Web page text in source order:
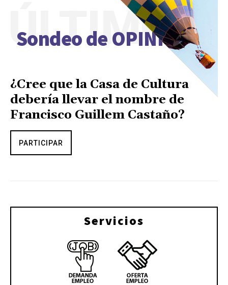
Sondeo de OPINIÓN
ÚLTIMO
¿Cree que la Casa de Cultura
debería llevar el nombre de
Francisco Guillem Castaño?
PARTICIPAR
Servicios